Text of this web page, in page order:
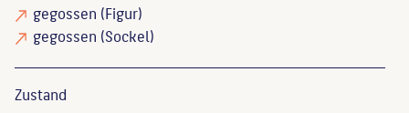
gegossen (Figur)
gegossen (Sockel)
Zustand